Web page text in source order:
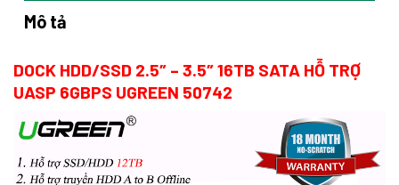
Mô tả
DOCK HDD/SSD 2.5″ – 3.5″ 16TB SATA HỖ TRỢ
UASP 6GBPS UGREEN 50742